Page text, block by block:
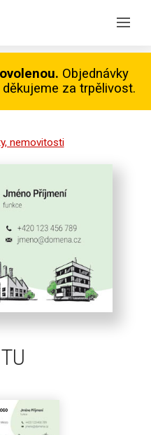
Objednávky
za trpělivost.
nemovitosti